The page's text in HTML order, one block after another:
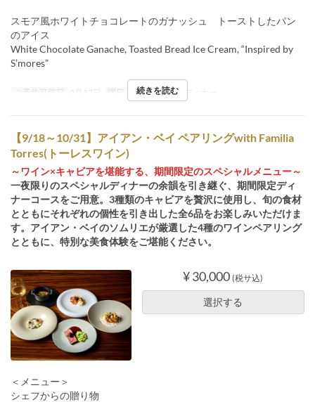
スモア風ホワイトチョコレートのガナッシュ トーストしたパン
のアイス
White Chocolate Ganache, Toasted Bread Ice Cream, “Inspired by
S’mores”
ご予約可能日 9月17日 曜日 木 食事時間 ディナー
続きを読む
【9/18～10/31】アイアン・ベイ ペアリングwith Familia
Torres(トーレスワイン)
～ワイン×キャビアを堪能する、期間限定のスペシャルメニュー～
一夜限りのスペシャルディナーの余韻を引き継ぐ、期間限定ディ
ナーコースをご用意。3種類のキャビアを贅沢に使用し、旬の食材
とともにそれぞれの個性を引き出した全6品をお楽しみいただけま
す。アイアン・ベイのソムリエが厳選した4種のワインペアリング
とともに、特別な美食体験をご堪能ください。
¥ 30,000 (税サ込)
選択する
＜メニュー＞
シェフからの贈り物